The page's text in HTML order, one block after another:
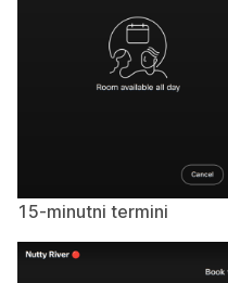
15-minutni termini